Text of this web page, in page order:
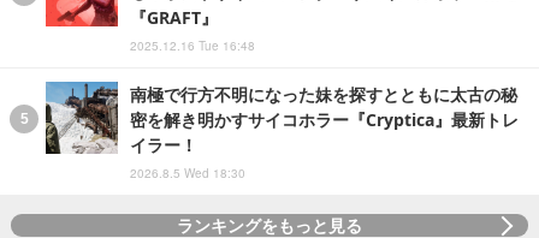
『GRAFT』
2025.12.16 Tue 16:48
南極で行方不明になった妹を探すとともに太古の秘
密を解き明かすサイコホラー『Cryptica』最新トレ
イラー！
2026.8.5 Wed 18:30
ランキングをもっと見る